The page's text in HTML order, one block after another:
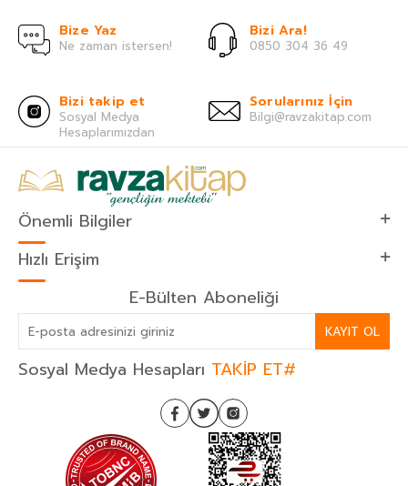
Bize Yaz
Ne zaman istersen!
Bizi Ara!
0850 304 36 49
Bizi takip et
Sosyal Medya
Hesaplarımızdan
Sorularınız İçin
Bilgi@ravzakitap.com
Önemli Bilgiler
Hızlı Erişim
E-Bülten Aboneliği
KAYIT OL
Sosyal Medya Hesapları TAKİP ET#